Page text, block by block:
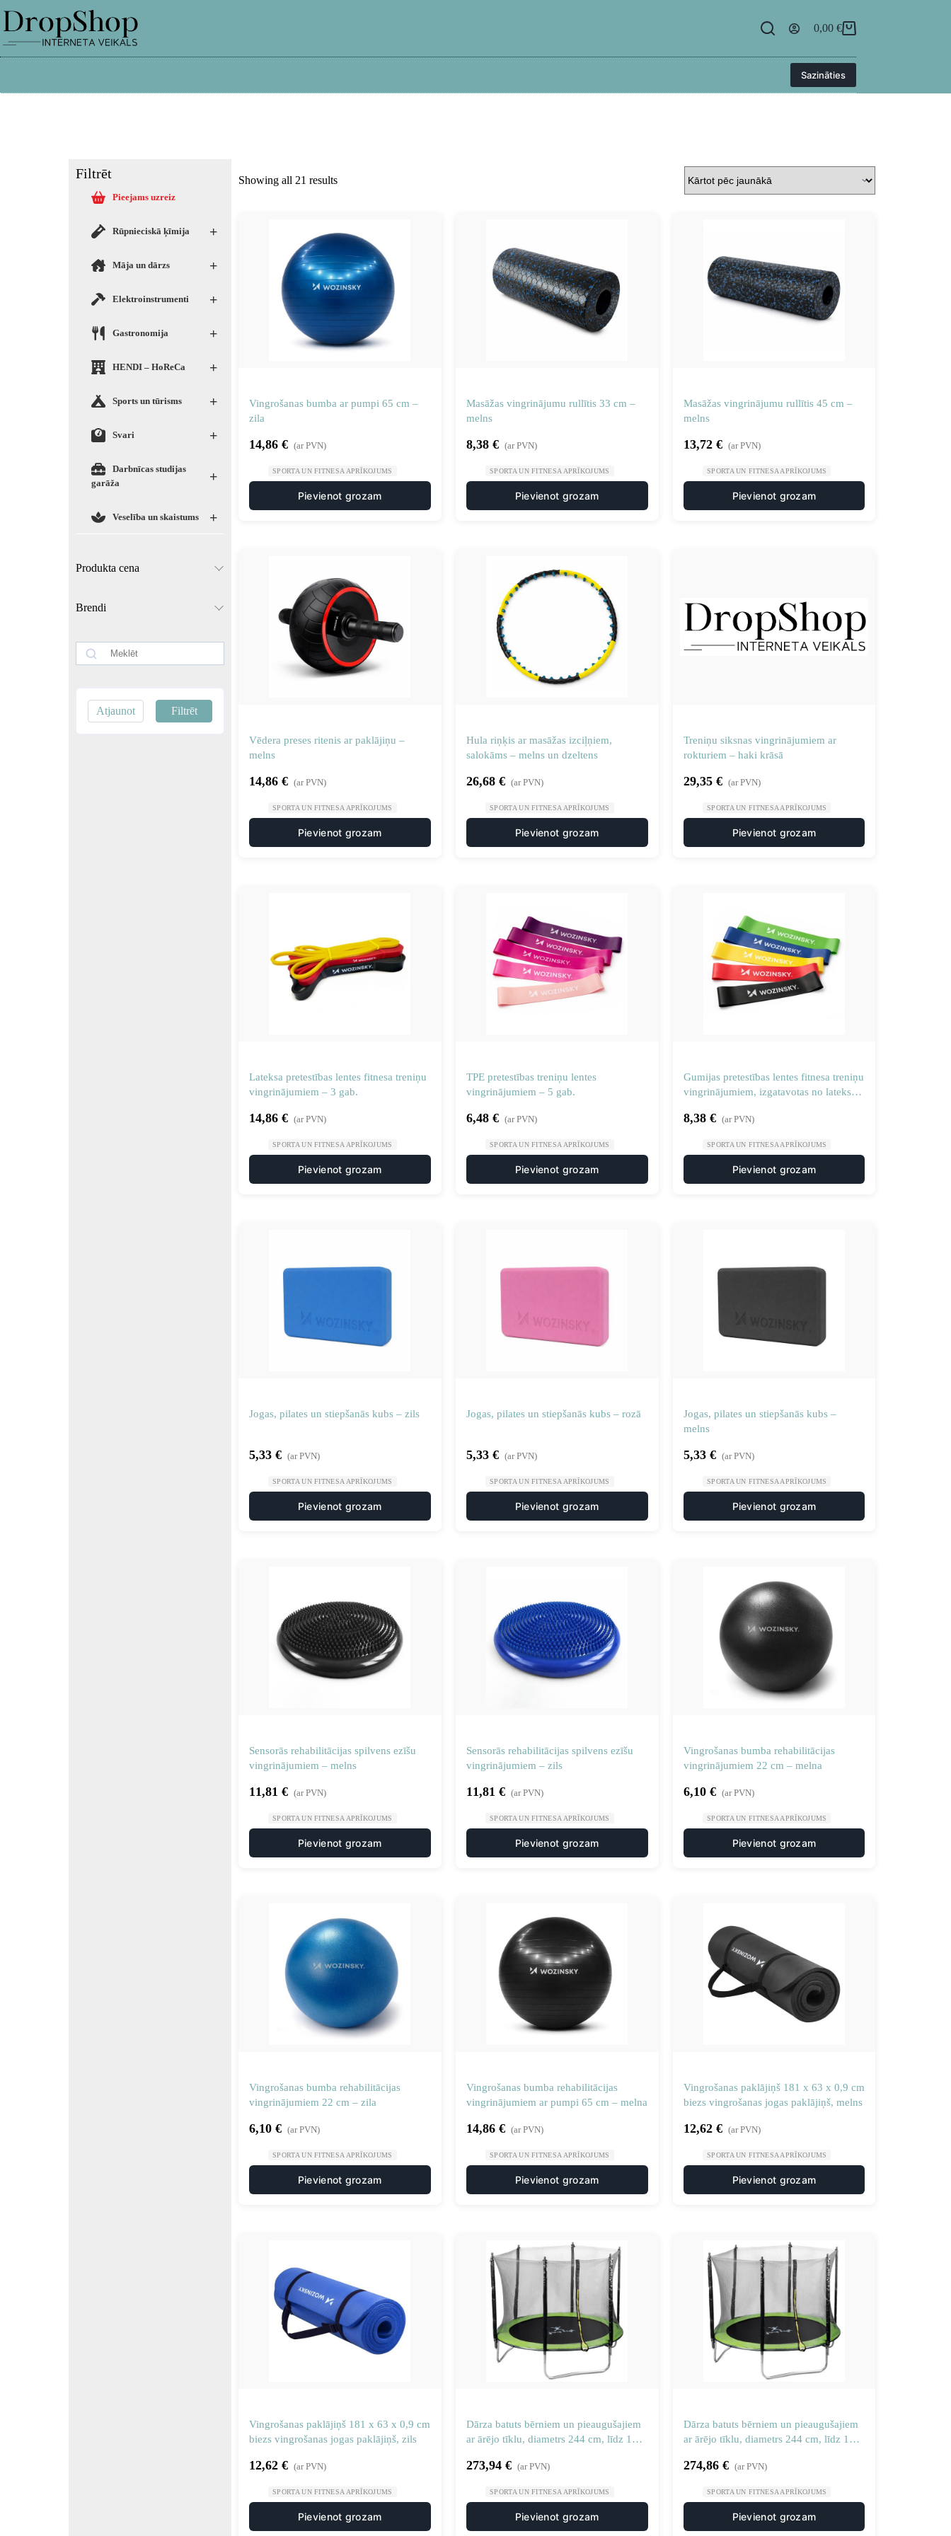
0,00 €
Sazināties
Filtrēt
Pieejams uzreiz
+
Rūpnieciskā ķīmija
+
Māja un dārzs
+
Elektroinstrumenti
+
Gastronomija
+
HENDI – HoReCa
+
Sports un tūrisms
+
Svari
+
Darbnīcas studijas
garāža
+
Veselība un skaistums
Produkta cena
Brendi
Filtrēt
Atjaunot
Showing all 21 results
Vingrošanas bumba ar pumpi 65 cm –
zila
14,86 € (ar PVN)
SPORTA UN FITNESA APRĪKOJUMS
Pievienot grozam
Masāžas vingrinājumu rullītis 33 cm –
melns
8,38 € (ar PVN)
SPORTA UN FITNESA APRĪKOJUMS
Pievienot grozam
Masāžas vingrinājumu rullītis 45 cm –
melns
13,72 € (ar PVN)
SPORTA UN FITNESA APRĪKOJUMS
Pievienot grozam
Vēdera preses ritenis ar paklājiņu –
melns
14,86 € (ar PVN)
SPORTA UN FITNESA APRĪKOJUMS
Pievienot grozam
Hula riņķis ar masāžas izciļņiem,
salokāms – melns un dzeltens
26,68 € (ar PVN)
SPORTA UN FITNESA APRĪKOJUMS
Pievienot grozam
Treniņu siksnas vingrinājumiem ar
rokturiem – haki krāsā
29,35 € (ar PVN)
SPORTA UN FITNESA APRĪKOJUMS
Pievienot grozam
Lateksa pretestības lentes fitnesa treniņu
vingrinājumiem – 3 gab.
14,86 € (ar PVN)
SPORTA UN FITNESA APRĪKOJUMS
Pievienot grozam
TPE pretestības treniņu lentes
vingrinājumiem – 5 gab.
6,48 € (ar PVN)
SPORTA UN FITNESA APRĪKOJUMS
Pievienot grozam
Gumijas pretestības lentes fitnesa treniņu
vingrinājumiem, izgatavotas no lateksa –
8,38 € (ar PVN)
SPORTA UN FITNESA APRĪKOJUMS
Pievienot grozam
Jogas, pilates un stiepšanās kubs – zils
5,33 € (ar PVN)
SPORTA UN FITNESA APRĪKOJUMS
Pievienot grozam
Jogas, pilates un stiepšanās kubs – rozā
5,33 € (ar PVN)
SPORTA UN FITNESA APRĪKOJUMS
Pievienot grozam
Jogas, pilates un stiepšanās kubs –
melns
5,33 € (ar PVN)
SPORTA UN FITNESA APRĪKOJUMS
Pievienot grozam
Sensorās rehabilitācijas spilvens ezīšu
vingrinājumiem – melns
11,81 € (ar PVN)
SPORTA UN FITNESA APRĪKOJUMS
Pievienot grozam
Sensorās rehabilitācijas spilvens ezīšu
vingrinājumiem – zils
11,81 € (ar PVN)
SPORTA UN FITNESA APRĪKOJUMS
Pievienot grozam
Vingrošanas bumba rehabilitācijas
vingrinājumiem 22 cm – melna
6,10 € (ar PVN)
SPORTA UN FITNESA APRĪKOJUMS
Pievienot grozam
Vingrošanas bumba rehabilitācijas
vingrinājumiem 22 cm – zila
6,10 € (ar PVN)
SPORTA UN FITNESA APRĪKOJUMS
Pievienot grozam
Vingrošanas bumba rehabilitācijas
vingrinājumiem ar pumpi 65 cm – melna
14,86 € (ar PVN)
SPORTA UN FITNESA APRĪKOJUMS
Pievienot grozam
Vingrošanas paklājiņš 181 x 63 x 0,9 cm
biezs vingrošanas jogas paklājiņš, melns
12,62 € (ar PVN)
SPORTA UN FITNESA APRĪKOJUMS
Pievienot grozam
Vingrošanas paklājiņš 181 x 63 x 0,9 cm
biezs vingrošanas jogas paklājiņš, zils
12,62 € (ar PVN)
SPORTA UN FITNESA APRĪKOJUMS
Pievienot grozam
Dārza batuts bērniem un pieaugušajiem
ar ārējo tīklu, diametrs 244 cm, līdz 100
273,94 € (ar PVN)
SPORTA UN FITNESA APRĪKOJUMS
Pievienot grozam
Dārza batuts bērniem un pieaugušajiem
ar ārējo tīklu, diametrs 244 cm, līdz 100
274,86 € (ar PVN)
SPORTA UN FITNESA APRĪKOJUMS
Pievienot grozam